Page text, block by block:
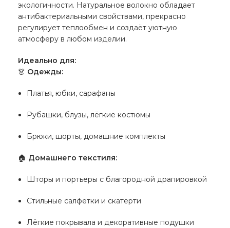
экологичности. Натуральное волокно обладает
антибактериальными свойствами, прекрасно
регулирует теплообмен и создаёт уютную
атмосферу в любом изделии.
Идеально для:
👗 Одежды:
Платья, юбки, сарафаны
Рубашки, блузы, лёгкие костюмы
Брюки, шорты, домашние комплекты
🏠 Домашнего текстиля:
Шторы и портьеры с благородной драпировкой
Стильные салфетки и скатерти
Лёгкие покрывала и декоративные подушки